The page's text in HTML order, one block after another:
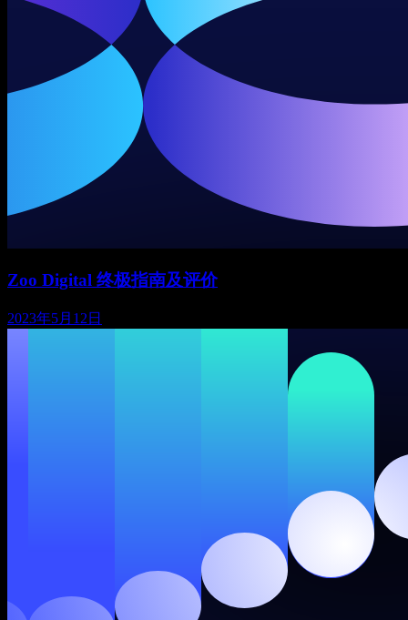
Zoo Digital 终极指南及评价
2023年5月12日